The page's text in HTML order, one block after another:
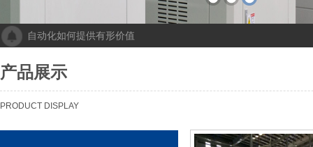
自动化如何提供有形价值
“未来工厂”啥样？机器人生“匠心”自动化会“上网”
个性化批量生产，灵活性显著提高！Faulhaber加速推动自动化生产
产品展示
PRODUCT DISPLAY